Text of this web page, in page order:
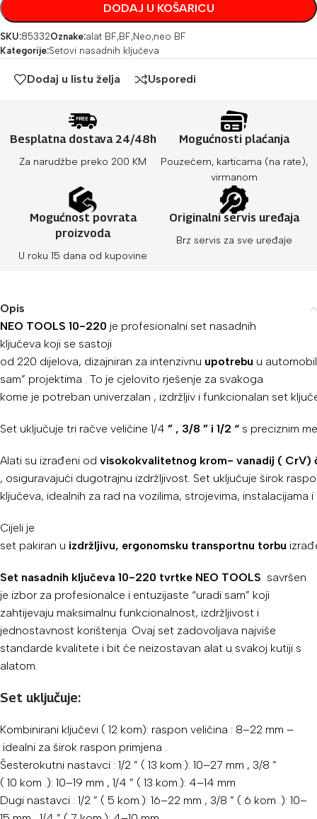
DODAJ U KOŠARICU
SKU:85332Oznake:alat BF,BF,Neo,neo BF
Kategorije:Setovi nasadnih ključeva
Dodaj u listu želja Usporedi
Besplatna dostava 24/48h
Za narudžbe preko 200 KM
Mogućnosti plaćanja
Pouzećem, karticama (na rate),
virmanom
Mogućnost povrata
proizvoda
U roku 15 dana od kupovine
Originalni servis uređaja
Brz servis za sve uređaje
Opis
NEO TOOLS 10-220 je profesionalni set nasadnih
ključeva koji se sastoji
od 220 dijelova, dizajniran za intenzivnu upotrebu u
sam” projektima . To je cjelovito rješenje za svakoga
kome je potreban univerzalan , izdržljiv i funkcionalan set
Set uključuje tri račve veličine 1/4 ” , 3/8 ” i 1/2 “ s preciznim
Alati su izrađeni od visokokvalitetnog krom- vanadij ( CrV)
, osiguravajući dugotrajnu izdržljivost. Set uključuje širok
ključeva, idealnih za rad na vozilima, strojevima, instalacijama i
Cijeli je
set pakiran u izdržljivu, ergonomsku transportnu torbu
Set nasadnih ključeva 10-220 tvrtke NEO TOOLS savršen
je izbor za profesionalce i entuzijaste “uradi sam” koji
zahtijevaju maksimalnu funkcionalnost, izdržljivost i
jednostavnost korištenja. Ovaj set zadovoljava najviše
standarde kvalitete i bit će neizostavan alat u svakoj kutiji s
alatom.
Set uključuje:
Kombinirani ključevi ( 12 kom): raspon veličina : 8–22 mm –
idealni za širok raspon primjena .
Šesterokutni nastavci : 1/2 ” ( 13 kom.): 10–27 mm , 3/8 ”
( 10 kom .): 10–19 mm , 1/4 ” ( 13 kom.): 4–14 mm
Dugi nastavci : 1/2 ” ( 5 kom.): 16–22 mm , 3/8 ” ( 6 kom .): 10–